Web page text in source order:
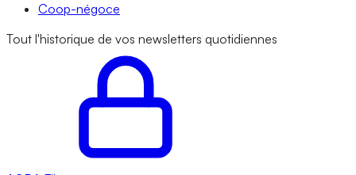
Coop-négoce
Tout l'historique de vos newsletters quotidiennes